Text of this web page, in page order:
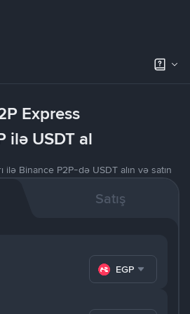
Express
ilə USDT al
ilə Binance P2P-də USDT alın və satın
Satış
EGP